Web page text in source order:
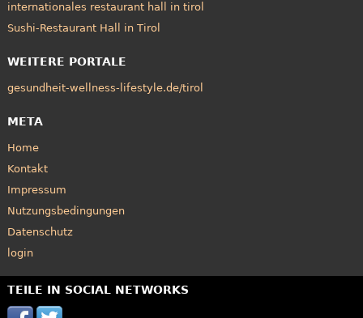
internationales restaurant hall in tirol
Sushi-Restaurant Hall in Tirol
WEITERE PORTALE
gesundheit-wellness-lifestyle.de/tirol
META
Home
Kontakt
Impressum
Nutzungsbedingungen
Datenschutz
login
TEILE IN SOCIAL NETWORKS